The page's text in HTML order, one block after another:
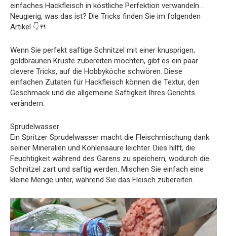
einfaches Hackfleisch in köstliche Perfektion verwandeln…
Neugierig, was das ist? Die Tricks finden Sie im folgenden
Artikel 👇🍴
Wenn Sie perfekt saftige Schnitzel mit einer knusprigen,
goldbraunen Kruste zubereiten möchten, gibt es ein paar
clevere Tricks, auf die Hobbyköche schwören. Diese
einfachen Zutaten für Hackfleisch können die Textur, den
Geschmack und die allgemeine Saftigkeit Ihres Gerichts
verändern.
Sprudelwasser
Ein Spritzer Sprudelwasser macht die Fleischmischung dank
seiner Mineralien und Kohlensäure leichter. Dies hilft, die
Feuchtigkeit während des Garens zu speichern, wodurch die
Schnitzel zart und saftig werden. Mischen Sie einfach eine
kleine Menge unter, während Sie das Fleisch zubereiten.